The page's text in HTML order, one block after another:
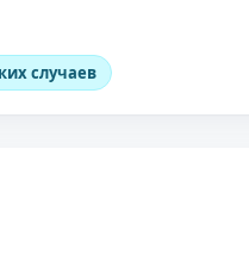
случаев